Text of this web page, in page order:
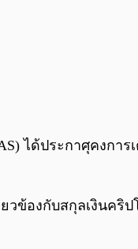
ได้ประกาศุคง
ข้องกับสกุลเงินคริป